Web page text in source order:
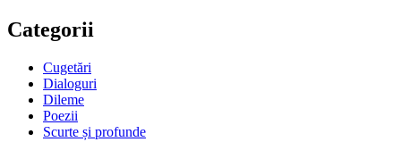
Categorii
Cugetări
Dialoguri
Dileme
Poezii
Scurte și profunde